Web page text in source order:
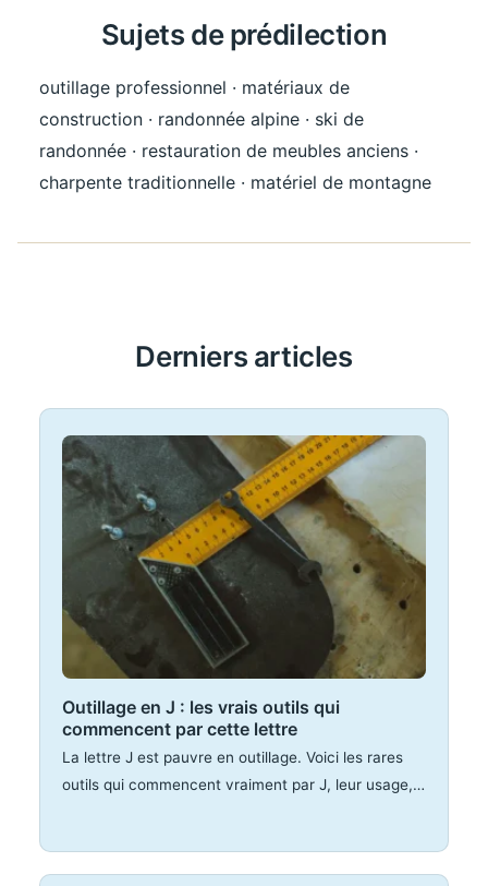
Sujets de prédilection
outillage professionnel · matériaux de
construction · randonnée alpine · ski de
randonnée · restauration de meubles anciens ·
charpente traditionnelle · matériel de montagne
Derniers articles
Outillage en J : les vrais outils qui
commencent par cette lettre
La lettre J est pauvre en outillage. Voici les rares
outils qui commencent vraiment par J, leur usage,…